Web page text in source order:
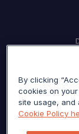
By clicking
cookies on
site usage, and
Cookie Policy